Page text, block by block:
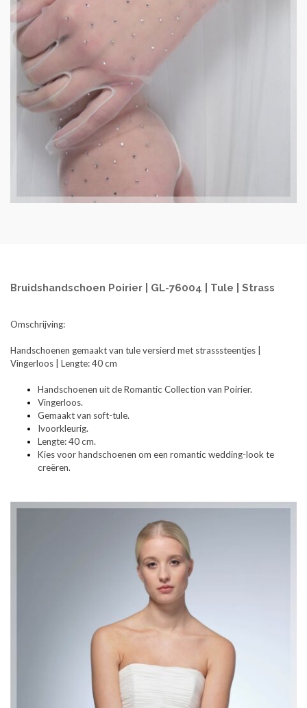
Bruidshandschoen Poirier | GL-76004 | Tule | Strass
Omschrijving:
Handschoenen gemaakt van tule versierd met strasssteentjes |
Vingerloos | Lengte: 40 cm
Handschoenen uit de Romantic Collection van Poirier.
Vingerloos.
Gemaakt van soft-tule.
Ivoorkleurig.
Lengte: 40 cm.
Kies voor handschoenen om een romantic wedding-look te
creëren.